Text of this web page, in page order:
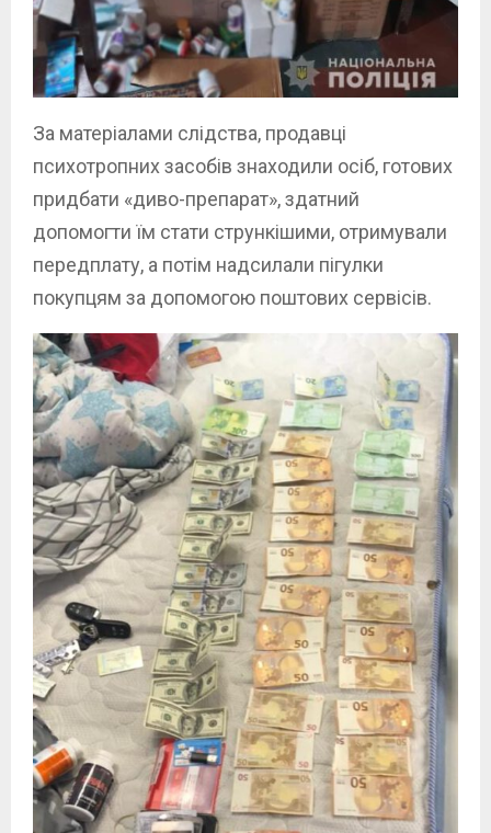
За матеріалами слідства, продавці
психотропних засобів знаходили осіб, готових
придбати «диво-препарат», здатний
допомогти їм стати стрункішими, отримували
передплату, а потім надсилали пігулки
покупцям за допомогою поштових сервісів.